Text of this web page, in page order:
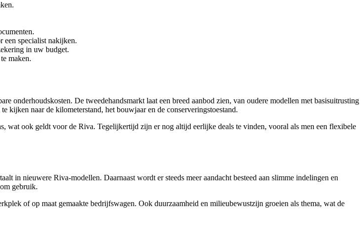
een specialist nakijken.
in uw budget.
maken.
onderhoudskosten. De tweedehandsmarkt laat een breed aanbod zien, van oudere modellen met basisuitrusting
kijken naar de kilometerstand, het bouwjaar en de conserveringstoestand.
wat ook geldt voor de Riva. Tegelijkertijd zijn er nog altijd eerlijke deals te vinden, vooral als men een flexibele
in nieuwere Riva-modellen. Daarnaast wordt er steeds meer aandacht besteed aan slimme indelingen en
gebruik.
of op maat gemaakte bedrijfswagen. Ook duurzaamheid en milieubewustzijn groeien als thema, wat de